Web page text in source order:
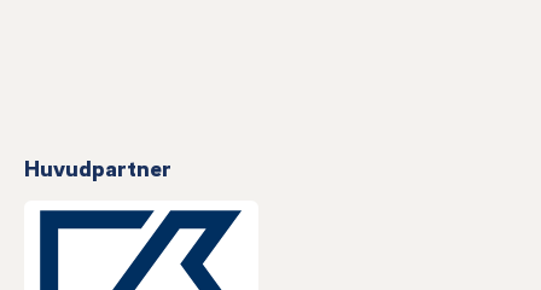
Huvudpartner